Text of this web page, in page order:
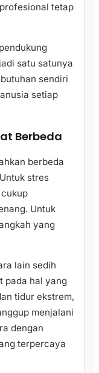
tetap
satu satunya
sendiri
setiap
Berbeda
berbeda
stres
Untuk
yang
lain sedih
pada hal yang
tidur ekstrem,
menjalani
dengan
terpercaya